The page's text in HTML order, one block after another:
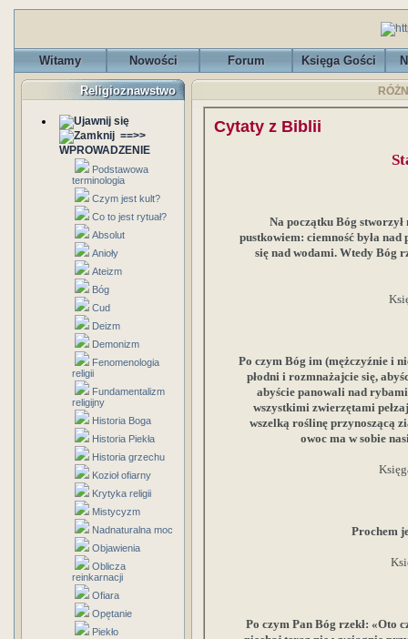
Witamy Nowości Forum Księga Gości
Religioznawstwo
==>>
WPROWADZENIE
Podstawowa
terminologia
Czym jest kult?
Co to jest rytuał?
Absolut
Anioły
Ateizm
Bóg
Cud
Deizm
Demonizm
Fenomenologia
religii
Fundamentalizm
religijny
Historia Boga
Historia Piekła
Historia grzechu
Kozioł ofiarny
Krytyka religii
Mistycyzm
Nadnaturalna moc
Objawienia
Oblicza
reinkarnacji
Ofiara
Opętanie
Piekło
Cytaty z Biblii
Na początku Bóg stworzył
pustkowiem: ciemność była
się nad wodami. Wtedy Bóg
Po czym Bóg im (mężczyźnie i
płodni i rozmnażajcie się,
abyście panowali nad
wszystkimi zwierzętami
wszelką roślinę przynoszącą
owoc ma w sobie
Prochem
Po czym Pan Bóg rzekł: «Oto